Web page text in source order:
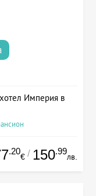
Империя в
.20
€ / 150.99
лв.